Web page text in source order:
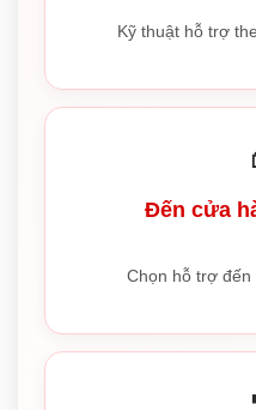
Kỹ thuật hỗ trợ
Đến cửa
Chọn hỗ trợ đến